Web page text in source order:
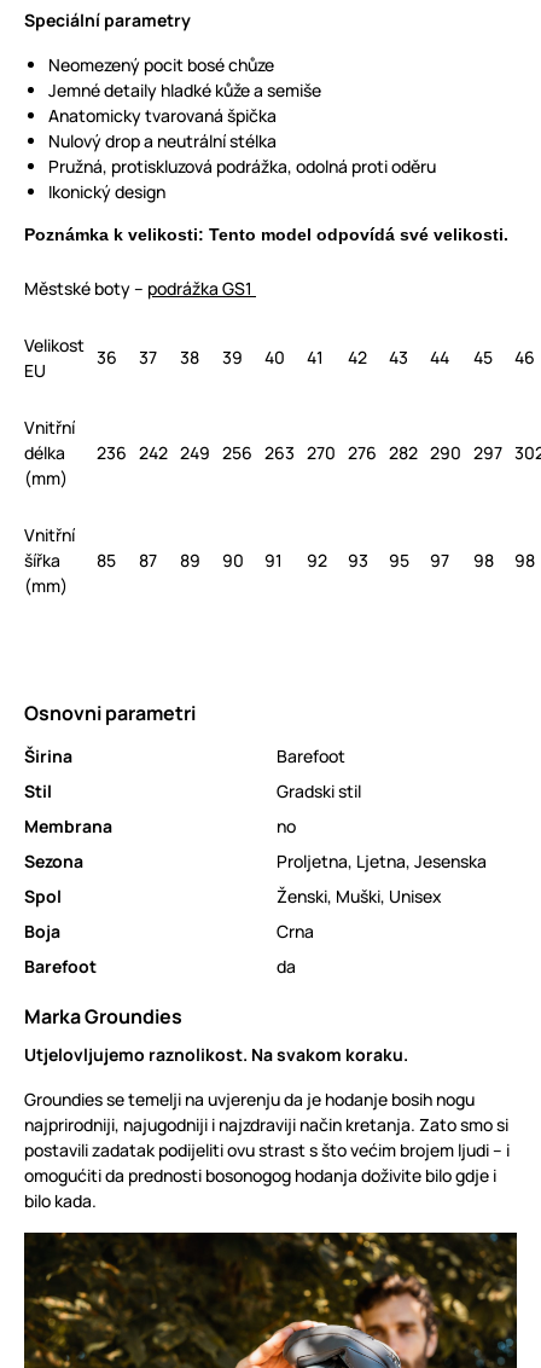
Speciální parametry
Neomezený pocit bosé chůze
Jemné detaily hladké kůže a semiše
Anatomicky tvarovaná špička
Nulový drop a neutrální stélka
Pružná, protiskluzová podrážka, odolná proti oděru
Ikonický design
Poznámka k velikosti: Tento model odpovídá své velikosti.
Městské boty – podrážka GS1
Velikost
EU
36 37 38 39 40 41 42 43 44 45 46
Vnitřní
délka
(mm)
236 242 249 256 263 270 276 282 290 297
Vnitřní
šířka
(mm)
85 87 89 90 91 92 93 95 97 98 98
Osnovni parametri
Širina
Barefoot
Stil
Gradski stil
Membrana
no
Sezona
Proljetna, Ljetna, Jesenska
Spol
Ženski, Muški, Unisex
Boja
Crna
Barefoot
da
Marka Groundies
Utjelovljujemo raznolikost. Na svakom koraku.
Groundies se temelji na uvjerenju da je hodanje bosih nogu
najprirodniji, najugodniji i najzdraviji način kretanja. Zato smo si
postavili zadatak podijeliti ovu strast s što većim brojem ljudi – i
omogućiti da prednosti bosonogog hodanja doživite bilo gdje i
bilo kada.